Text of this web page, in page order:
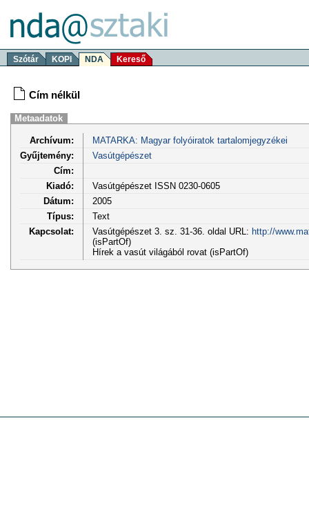
Szótár KOPI NDA Kereső
Cím nélkül
Metaadatok
Archívum:
MATARKA: Magyar folyóiratok tartalomjegyzékei
Gyűjtemény:
Vasútgépészet
Cím:
Kiadó:
Vasútgépészet ISSN 0230-0605
Dátum:
2005
Típus:
Text
Kapcsolat:
Vasútgépészet 3. sz. 31-36. oldal URL: http://
(isPartOf)
Hírek a vasút világából rovat (isPartOf)